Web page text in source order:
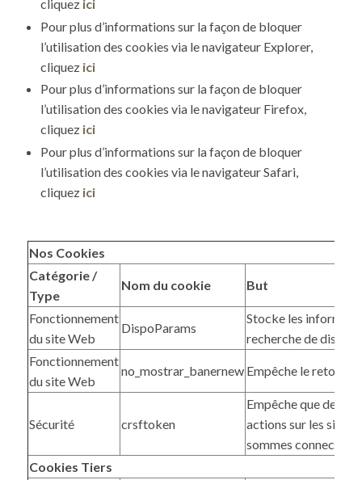
cliquez ici
Pour plus d’informations sur la façon de bloquer
l’utilisation des cookies via le navigateur Explorer,
cliquez ici
Pour plus d’informations sur la façon de bloquer
l’utilisation des cookies via le navigateur Firefox,
cliquez ici
Pour plus d’informations sur la façon de bloquer
l’utilisation des cookies via le navigateur Safari,
cliquez ici
Nos Cookies
Catégorie /
Type
Nom du cookie But
Fonctionnement
du site Web
DispoParams
Stocke les
recherche de
Fonctionnement
du site Web
no_mostrar_banernew Empêche le retour
Sécurité crsftoken
Empêche que des
actions sur les sites
sommes connectés
Cookies Tiers